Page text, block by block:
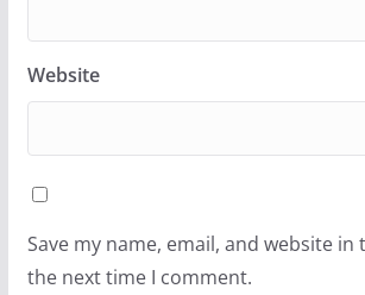
Website
Save my name, email, and website
the next time I comment.